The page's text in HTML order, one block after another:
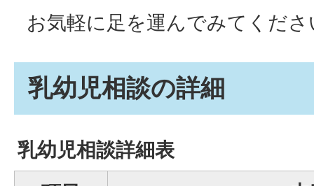
お気軽に足を運んでみてくださ
乳幼児相談の詳細
乳幼児相談詳細表